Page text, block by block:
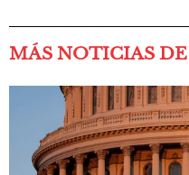
MÁS NOTICIAS